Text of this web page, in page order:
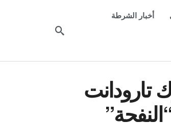
أخبار الشرطة
تارودانت